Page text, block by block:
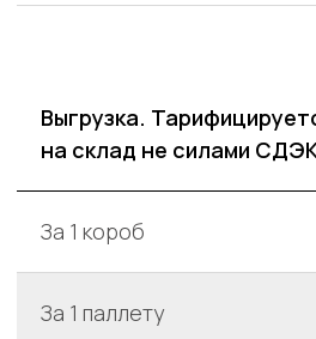
Выгрузка.
на склад не силами
За 1 короб
За 1 паллету